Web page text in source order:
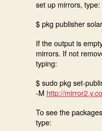
set up mirrors, type:
$ pkg publisher
If the output is
mirrors. If not
typing:
$ sudo pkg set-
-M http://
To see the
type: